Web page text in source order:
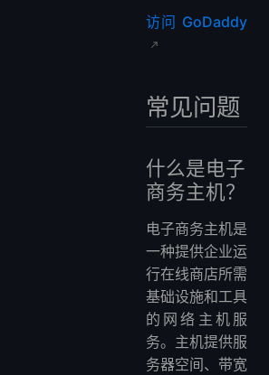
访问 GoDaddy
常见问题
什么是电子
商务主机？
电子商务主机是
一种提供企业运
行在线商店所需
基础设施和工具
的网络主机服
务。主机提供服
务器空间、带宽